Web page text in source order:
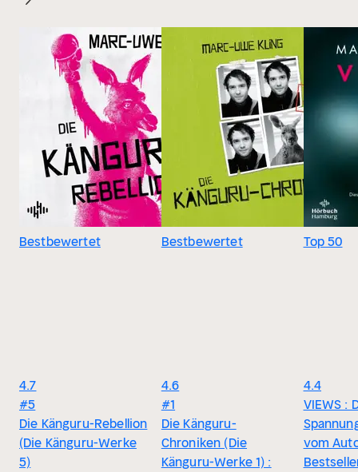
Bestbewertet
4.7
#5
Die Känguru-Rebellion
(Die Känguru-Werke
5)
Bestbewertet
4.6
#1
Die Känguru-
Chroniken (Die
Känguru-Werke 1) :
Top 50
4.4
VIEWS :
vom